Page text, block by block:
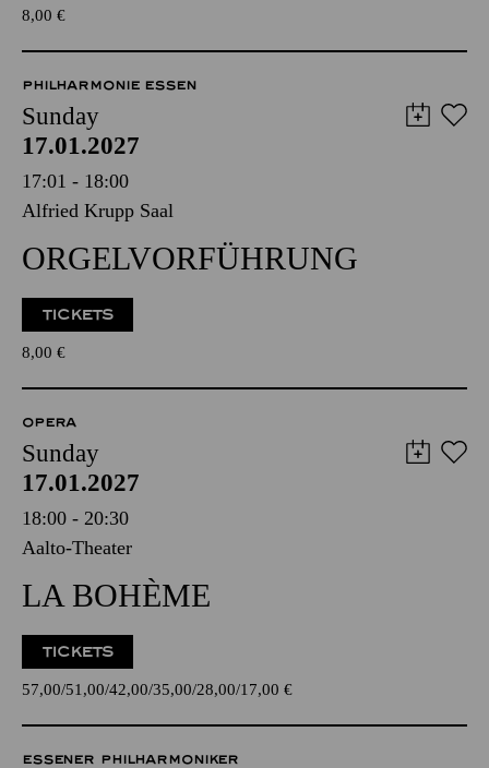
8,00 €
PHILHARMONIE ESSEN
Sunday
17.01.2027
17:01 - 18:00
Alfried Krupp Saal
ORGELVORFÜHRUNG
TICKETS
8,00 €
OPERA
Sunday
17.01.2027
18:00 - 20:30
Aalto-Theater
LA BOHÈME
TICKETS
57,00 51,00 42,00 35,00 28,00 17,00 €
ESSENER PHILHARMONIKER